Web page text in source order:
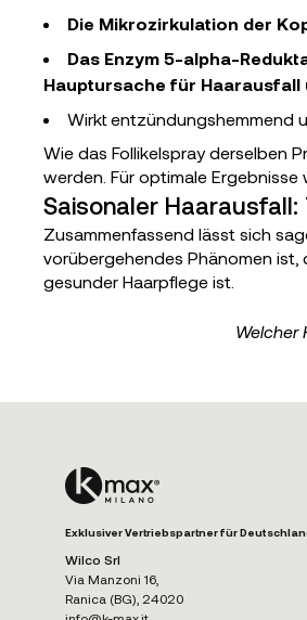
Die Mikrozirkulation der
Das Enzym 5-alpha-
Hauptursache für
Wirkt entzündungshemmend
Wie das Follikelspray derselben
werden. Für optimale
Saisonaler Haarausfall:
Zusammenfassend lässt sich
vorübergehendes Phänomen
gesunder Haarpflege ist.
Welcher
Exklusiver Vertriebspartner für
Wilco Srl
Via Manzoni 16,
Ranica (BG), 24020